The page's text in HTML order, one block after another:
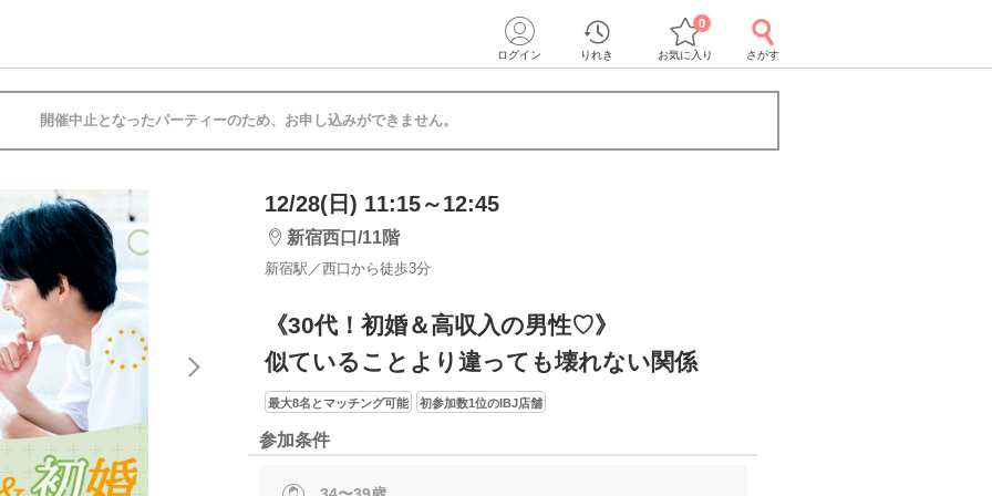
ログイン りれき お気に入り
0
さがす
開催中止となったパーティーのため、お申し込みができません。
12/28(日) 11:15～12:45
新宿西口/11階
新宿駅／西口から徒歩3分
《30代！初婚＆高収入の男性♡》
似ていることより違っても壊れない関係
最大8名とマッチング可能 初参加数1位のIBJ店舗
参加条件